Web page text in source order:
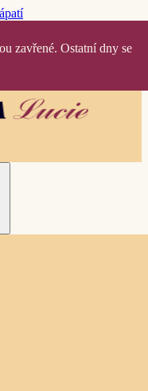
zavřené. Ostatní dny se